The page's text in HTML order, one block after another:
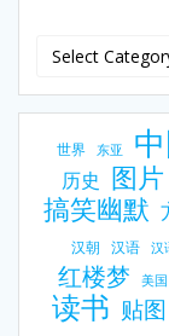
世界 东亚
历史 图片
搞笑幽默
汉朝 汉语 汉
红楼梦 美国
读书 贴图